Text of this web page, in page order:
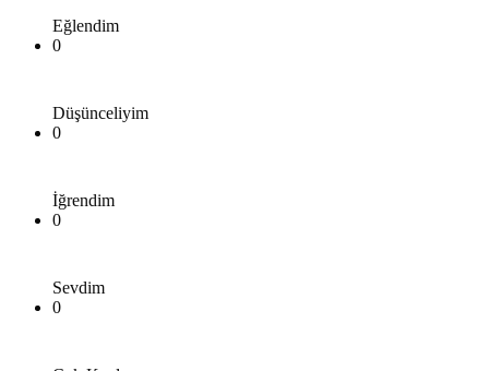
Eğlendim
0
Düşünceliyim
0
İğrendim
0
Sevdim
0